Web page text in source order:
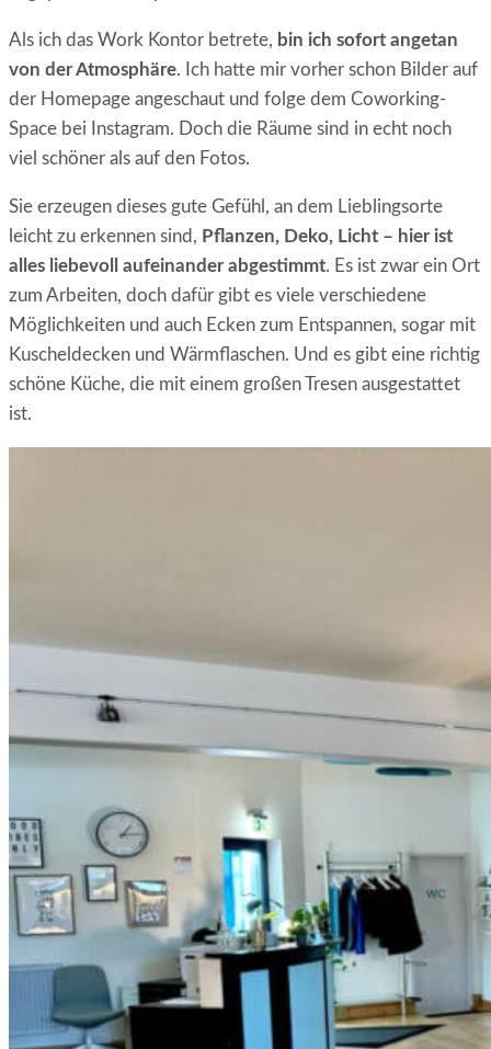
Als ich das Work Kontor betrete, bin ich sofort angetan
von der Atmosphäre. Ich hatte mir vorher schon Bilder auf
der Homepage angeschaut und folge dem Coworking-
Space bei Instagram. Doch die Räume sind in echt noch
viel schöner als auf den Fotos.
Sie erzeugen dieses gute Gefühl, an dem Lieblingsorte
leicht zu erkennen sind, Pflanzen, Deko, Licht – hier ist
alles liebevoll aufeinander abgestimmt. Es ist zwar ein Ort
zum Arbeiten, doch dafür gibt es viele verschiedene
Möglichkeiten und auch Ecken zum Entspannen, sogar mit
Kuscheldecken und Wärmflaschen. Und es gibt eine richtig
schöne Küche, die mit einem großen Tresen ausgestattet
ist.